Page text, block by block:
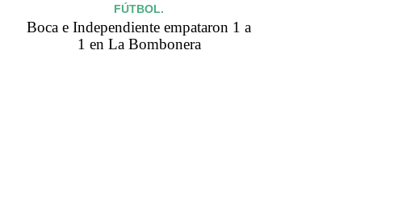
FÚTBOL.
Boca e Independiente empataron 1 a
1 en La Bombonera